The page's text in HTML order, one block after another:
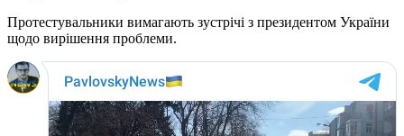
Протестувальники вимагають зустрічі з президентом України
щодо вирішення проблеми.